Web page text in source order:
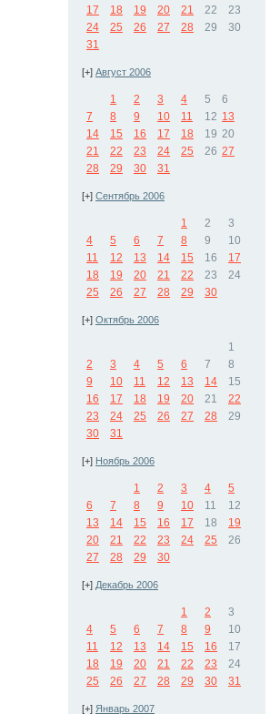
17
18 19 20 21 22
23
24
25 26 27 28 29
30
31
[+] Август 2006
1 2 3 4 5
6
7
8 9 10 11 12 13
14
15 16 17 18 19 20
21
22 23 24 25 26 27
28
29 30 31
[+] Сентябрь 2006
1 2
3
4
5 6 7 8 9
10
11
12 13 14 15 16
17
18
19 20 21 22 23
24
25
26 27 28 29 30
[+] Октябрь 2006
1
2
3 4 5 6 7
8
9
10 11 12 13 14
15
16
17 18 19 20 21
22
23
24 25 26 27 28
29
30
31
[+] Ноябрь 2006
1 2 3 4
5
6
7 8 9 10 11
12
13
14 15 16 17 18
19
20
21 22 23 24 25
26
27
28 29 30
[+] Декабрь 2006
1 2
3
4
5 6 7 8 9
10
11
12 13 14 15 16
17
18
19 20 21 22 23
24
25
26 27 28 29 30 31
[+] Январь 2007